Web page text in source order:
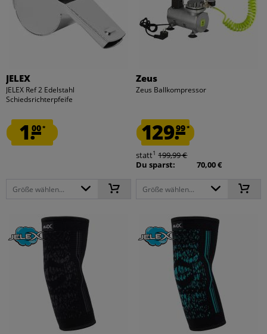
JELEX
JELEX Ref 2 Edelstahl
Schiedsrichterpfeife
1.00*
Größe wählen...
Zeus
Zeus Ballkompressor
129.99*
statt1 199,99 €
Du sparst:
70,00 €
Größe wählen...